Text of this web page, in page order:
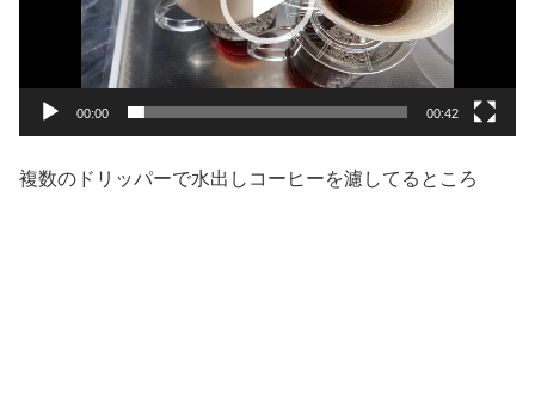
00:00 00:42
複数のドリッパーで水出しコーヒーを濾してるところ